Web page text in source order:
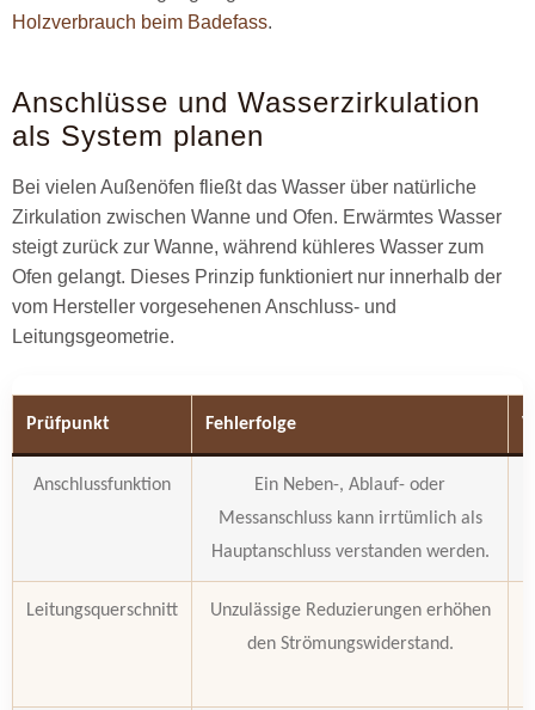
Holzverbrauch beim Badefass.
Anschlüsse und Wasserzirkulation
als System planen
Bei vielen Außenöfen fließt das Wasser über natürliche
Zirkulation zwischen Wanne und Ofen. Erwärmtes Wasser
steigt zurück zur Wanne, während kühleres Wasser zum
Ofen gelangt. Dieses Prinzip funktioniert nur innerhalb der
vom Hersteller vorgesehenen Anschluss- und
Leitungsgeometrie.
Prüfpunkt Fehlerfolge
Anschlussfunktion
Ein Neben-, Ablauf- oder
Messanschluss kann irrtümlich als
Hauptanschluss verstanden werden.
Leitungsquerschnitt
Unzulässige Reduzierungen erhöhen
den Strömungswiderstand.